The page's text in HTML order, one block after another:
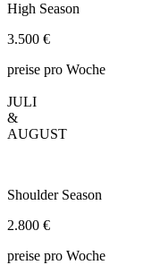
High Season
3.500 €
preise pro Woche
JULI
&
AUGUST
Shoulder Season
2.800 €
preise pro Woche